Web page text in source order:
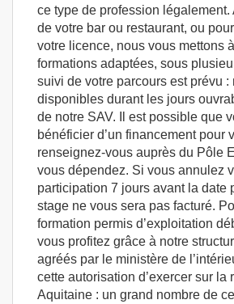
ce type de profession légalement.
de votre bar ou restaurant, ou
votre licence, nous vous mettons
formations adaptées, sous
suivi de votre parcours est prévu :
disponibles durant les jours
de notre SAV. Il est possible que
bénéficier d’un financement pour
renseignez-vous auprès du Pôle
vous dépendez. Si vous annulez
participation 7 jours avant la date
stage ne vous sera pas facturé.
formation permis d’exploitation
vous profitez grâce à notre
agréés par le ministère de
cette autorisation d’exercer sur la
Aquitaine : un grand nombre de